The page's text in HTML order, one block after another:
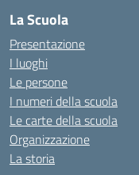
La Scuola
Presentazione
I luoghi
Le persone
I numeri della scuola
Le carte della scuola
Organizzazione
La storia